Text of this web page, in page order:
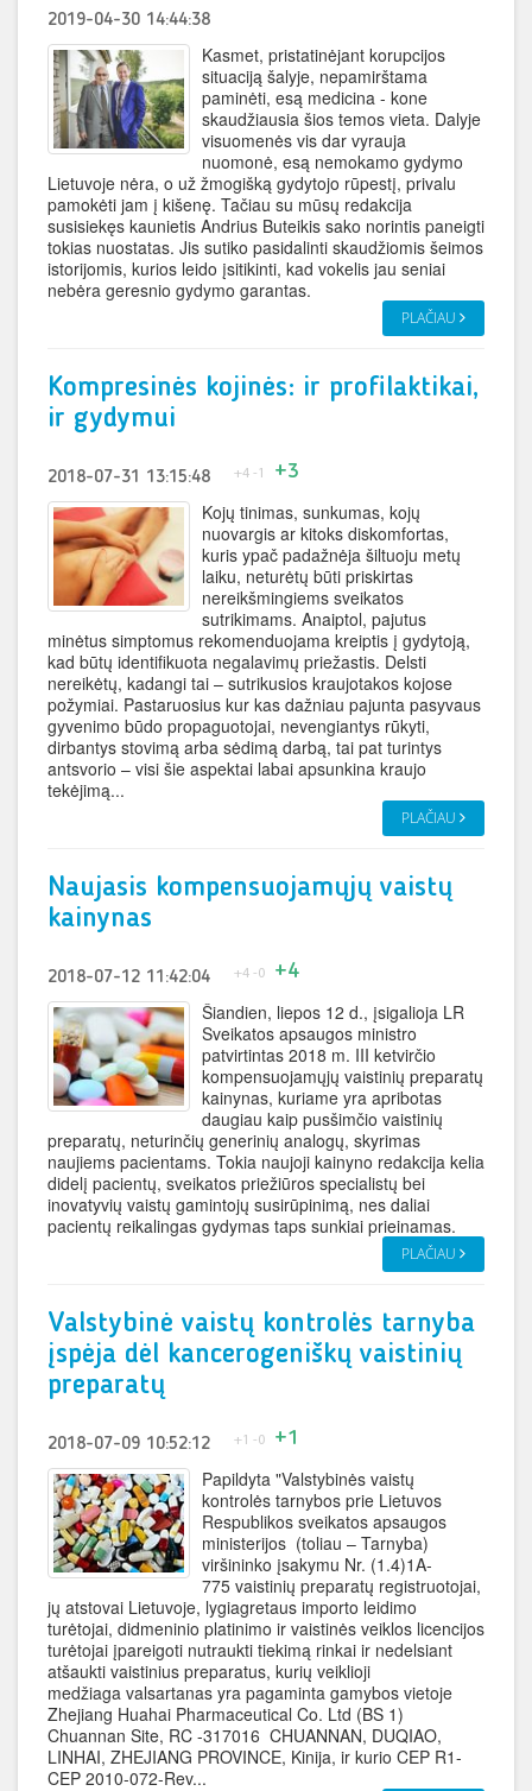
2019-04-30 14:44:38
Kasmet, pristatinėjant korupcijos
situaciją šalyje, nepamirštama
paminėti, esą medicina - kone
skaudžiausia šios temos vieta. Dalyje
visuomenės vis dar vyrauja
nuomonė, esą nemokamo gydymo
Lietuvoje nėra, o už žmogišką gydytojo rūpestį, privalu
pamokėti jam į kišenę. Tačiau su mūsų redakcija
susisiekęs kaunietis Andrius Buteikis sako norintis paneigti
tokias nuostatas. Jis sutiko pasidalinti skaudžiomis šeimos
istorijomis, kurios leido įsitikinti, kad vokelis jau seniai
nebėra geresnio gydymo garantas.
PLAČIAU
Kompresinės kojinės: ir profilaktikai,
ir gydymui
2018-07-31 13:15:48 +4 -1 +3
Kojų tinimas, sunkumas, kojų
nuovargis ar kitoks diskomfortas,
kuris ypač padažnėja šiltuoju metų
laiku, neturėtų būti priskirtas
nereikšmingiems sveikatos
sutrikimams. Anaiptol, pajutus
minėtus simptomus rekomenduojama kreiptis į gydytoją,
kad būtų identifikuota negalavimų priežastis. Delsti
nereikėtų, kadangi tai – sutrikusios kraujotakos kojose
požymiai. Pastaruosius kur kas dažniau pajunta pasyvaus
gyvenimo būdo propaguotojai, nevengiantys rūkyti,
dirbantys stovimą arba sėdimą darbą, tai pat turintys
antsvorio – visi šie aspektai labai apsunkina kraujo
tekėjimą...
PLAČIAU
Naujasis kompensuojamųjų vaistų
kainynas
2018-07-12 11:42:04 +4 -0 +4
Šiandien, liepos 12 d., įsigalioja LR
Sveikatos apsaugos ministro
patvirtintas 2018 m. III ketvirčio
kompensuojamųjų vaistinių preparatų
kainynas, kuriame yra apribotas
daugiau kaip pusšimčio vaistinių
preparatų, neturinčių generinių analogų, skyrimas
naujiems pacientams. Tokia naujoji kainyno redakcija kelia
didelį pacientų, sveikatos priežiūros specialistų bei
inovatyvių vaistų gamintojų susirūpinimą, nes daliai
pacientų reikalingas gydymas taps sunkiai prieinamas.
PLAČIAU
Valstybinė vaistų kontrolės tarnyba
įspėja dėl kancerogeniškų vaistinių
preparatų
2018-07-09 10:52:12 +1 -0 +1
Papildyta "Valstybinės vaistų
kontrolės tarnybos prie Lietuvos
Respublikos sveikatos apsaugos
ministerijos (toliau – Tarnyba)
viršininko įsakymu Nr. (1.4)1A-
775 vaistinių preparatų registruotojai,
jų atstovai Lietuvoje, lygiagretaus importo leidimo
turėtojai, didmeninio platinimo ir vaistinės veiklos licencijos
turėtojai įpareigoti nutraukti tiekimą rinkai ir nedelsiant
atšaukti vaistinius preparatus, kurių veiklioji
medžiaga valsartanas yra pagaminta gamybos vietoje
Zhejiang Huahai Pharmaceutical Co. Ltd (BS 1)
Chuannan Site, RC -317016 CHUANNAN, DUQIAO,
LINHAI, ZHEJIANG PROVINCE, Kinija, ir kurio CEP R1-
CEP 2010-072-Rev...